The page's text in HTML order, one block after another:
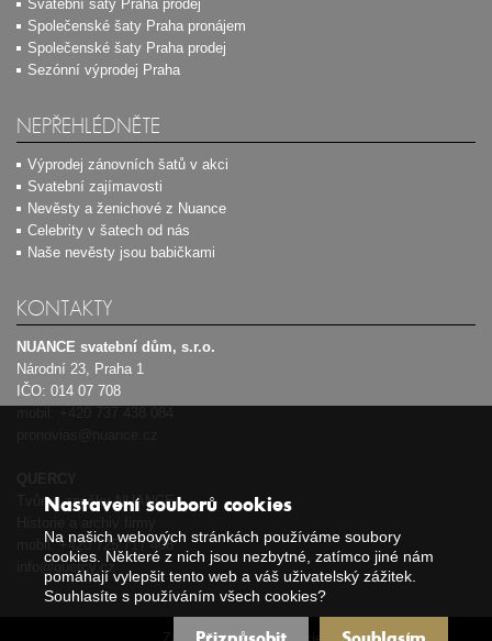
Svatební šaty Praha prodej
Společenské šaty Praha pronájem
Společenské šaty Praha prodej
Sezónní výprodej Praha
NEPŘEHLÉDNĚTE
Výprodej zánovních šatů v akci
Svatební zajímavosti
Nevěsty a ženichové z Nuance
Celebrity v šatech od nás
Naše nevěsty jsou babičkami
KONTAKTY
NUANCE svatební dům, s.r.o.
Národní 23, Praha 1
IČO: 014 07 708
Tvůrce značky NUANCE
mobil:+420 725 717 408
info@quercy.cz
Nastavení souborů cookies
Na našich webových stránkách používáme soubory
cookies. Některé z nich jsou nezbytné, zatímco jiné nám
pomáhají vylepšit tento web a váš uživatelský zážitek.
Souhlasíte s používáním všech cookies?